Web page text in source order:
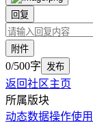
回复
附件
0/500字 发布
返回社区主页
所属版块
动态数据操作使用